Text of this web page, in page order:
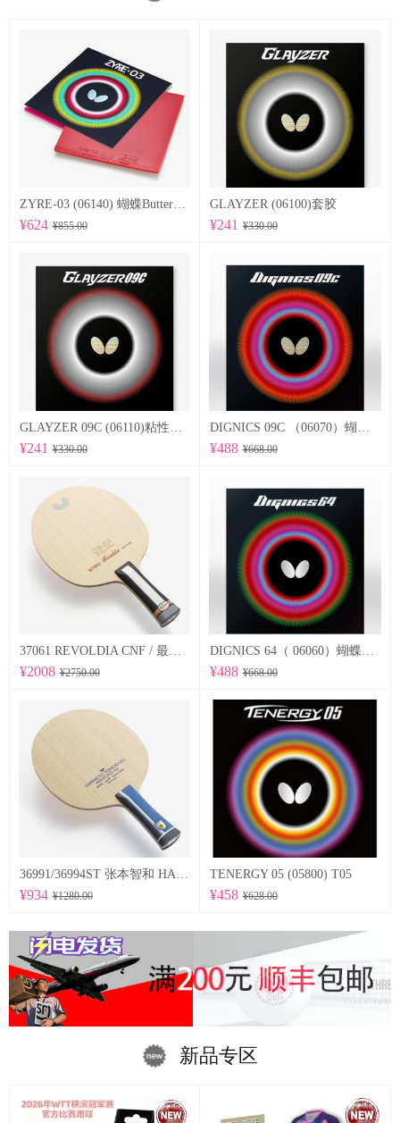
ZYRE-03 (06140) 蝴蝶Butterfly 专业反胶套胶
¥624 ¥855.00
GLAYZER (06100)套胶
¥241 ¥330.00
¥241 ¥330.00 ¥488 ¥668.00
¥2008 ¥2750.00 ¥488 ¥668.00
¥934 ¥1280.00
TENERGY 05 (05800) T05
¥458 ¥628.00
新品专区